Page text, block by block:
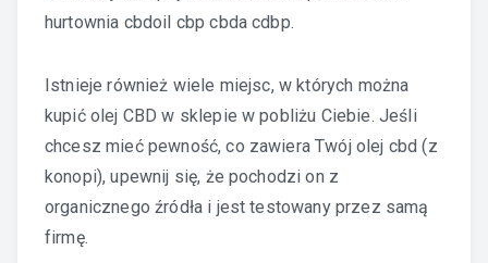
hurtownia cbdoil cbp cbda cdbp.
Istnieje również wiele miejsc, w których można
kupić olej CBD w sklepie w pobliżu Ciebie. Jeśli
chcesz mieć pewność, co zawiera Twój olej cbd (z
konopi), upewnij się, że pochodzi on z
organicznego źródła i jest testowany przez samą
firmę.